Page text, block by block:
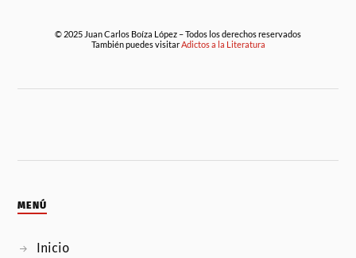
© 2025 Juan Carlos Boíza López – Todos los derechos reservados
También puedes visitar Adictos a la Literatura
MENÚ
Inicio